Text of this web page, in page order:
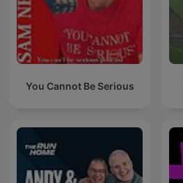
You Cannot Be Serious